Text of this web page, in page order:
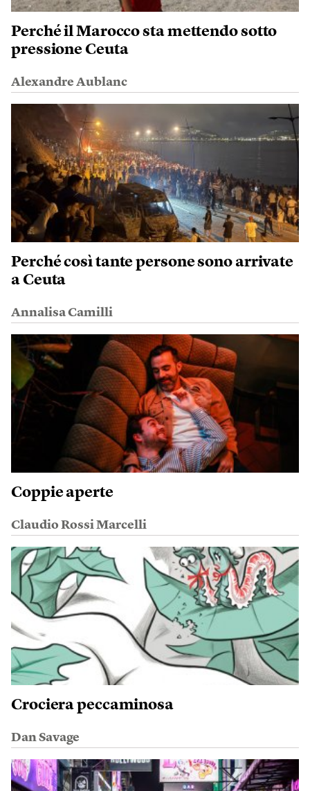
Perché il Marocco sta mettendo sotto
pressione Ceuta
Alexandre Aublanc
Perché così tante persone sono arrivate
a Ceuta
Annalisa Camilli
Coppie aperte
Claudio Rossi Marcelli
Crociera peccaminosa
Dan Savage